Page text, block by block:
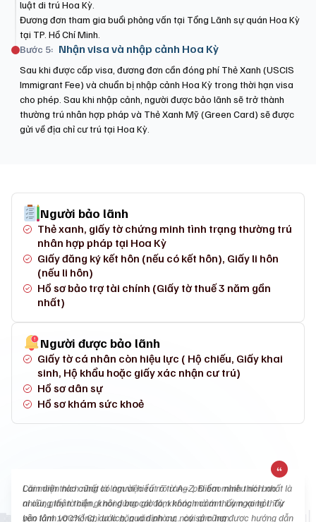
luật di trú Hoa Kỳ.
Đương đơn tham gia buổi phỏng vấn tại Tổng Lãnh sự quán Hoa Kỳ
tại TP. Hồ Chí Minh.
Bước 5: Nhận visa và nhập cảnh Hoa Kỳ
Sau khi được cấp visa, đương đơn cần đóng phí Thẻ Xanh (USCIS
Immigrant Fee) và chuẩn bị nhập cảnh Hoa Kỳ trong thời hạn visa
cho phép. Sau khi nhập cảnh, người được bảo lãnh sẽ trở thành
thường trú nhân hợp pháp và Thẻ Xanh Mỹ (Green Card) sẽ được
gửi về địa chỉ cư trú tại Hoa Kỳ.
Người bảo lãnh
Thẻ xanh, giấy tờ chứng minh tình trạng thường trú
nhân hợp pháp tại Hoa Kỳ
Giấy đăng ký kết hôn (nếu có kết hôn), Giấy li hôn
(nếu li hôn)
Hồ sơ bảo trợ tài chính (Giấy tờ thuế 3 năm gần
nhất)
Người được bảo lãnh
Giấy tờ cá nhân còn hiệu lực ( Hộ chiếu, Giấy khai
sinh, Hộ khẩu hoặc giấy xác nhận cư trú)
Hồ sơ dân sự
Hồ sơ khám sức khoẻ
Cái mình thích nhất là làm việc rất rõ ràng: phí bao nhiêu nói bao
nhiêu, giấy tờ cần gì nói đúng cái đó, không mờ ám. Làm xong thấy
yên tâm 100%! Chỉ ước gặp văn phòng này sớm hơn.
Làm diện nào cũng có người hiểu rõ từ A–Z. Điểm mình thích nhất là
ai cũng thân thiện, không bao giờ làm khách cảm thấy ngại hỏi. Từ
bảo lãnh vợ chồng, du lịch, qua định cư… cái gì cũng được hướng dẫn